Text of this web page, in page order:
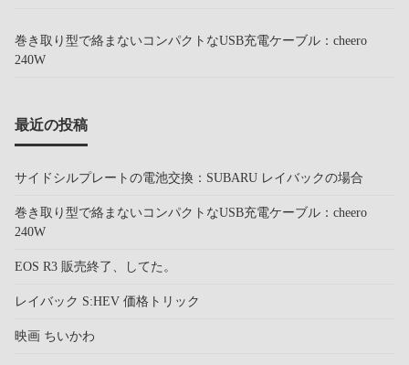
巻き取り型で絡まないコンパクトなUSB充電ケーブル：cheero
240W
最近の投稿
サイドシルプレートの電池交換：SUBARU レイバックの場合
巻き取り型で絡まないコンパクトなUSB充電ケーブル：cheero
240W
EOS R3 販売終了、してた。
レイバック S:HEV 価格トリック
映画 ちいかわ